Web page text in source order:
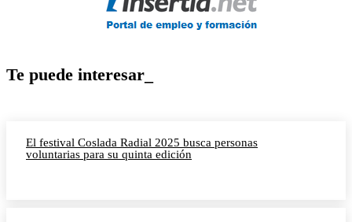
Te puede interesar_
El festival Coslada Radial 2025 busca personas
voluntarias para su quinta edición